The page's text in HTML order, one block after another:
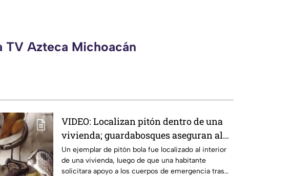
TV Azteca Michoacán
VIDEO: Localizan pitón dentro de una
vivienda; guardabosques aseguran al
ejemplar
Un ejemplar de pitón bola fue localizado al interior
de una vivienda, luego de que una habitante
solicitara apoyo a los cuerpos de emergencia tras